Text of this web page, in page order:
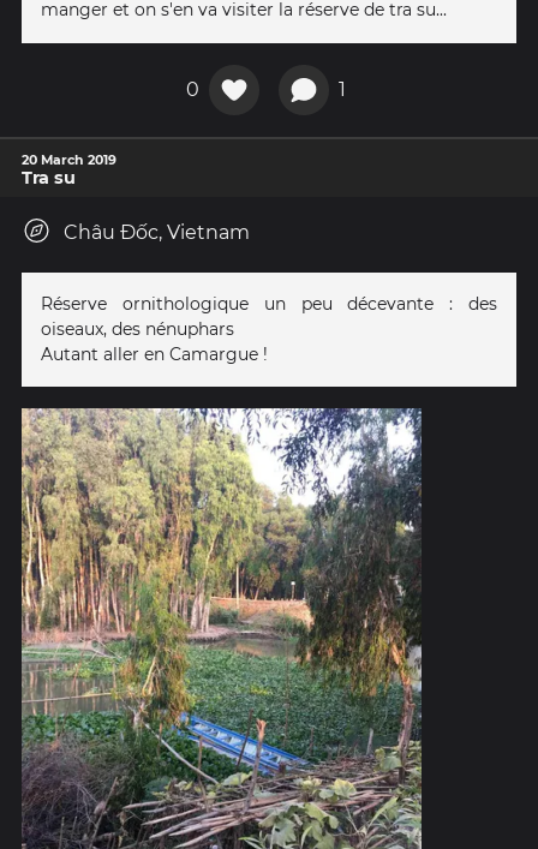
manger et on s'en va visiter la réserve de tra su...
0 1
20 March 2019
Tra su
Châu Đốc, Vietnam
Réserve ornithologique un peu décevante : des
oiseaux, des nénuphars
Autant aller en Camargue !